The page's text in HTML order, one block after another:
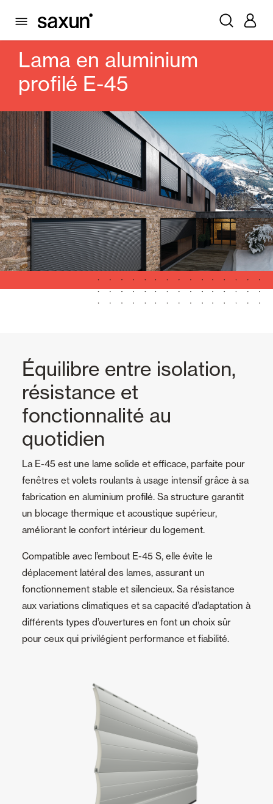
PRODUITS VOLETS ROULANTS ET CAISSONS
LAMES
Lama en aluminium
profilé E-45
Équilibre entre isolation,
résistance et
fonctionnalité au
quotidien
La E-45 est une lame solide et efficace, parfaite pour
fenêtres et volets roulants à usage intensif grâce à sa
fabrication en aluminium profilé. Sa structure garantit
un blocage thermique et acoustique supérieur,
améliorant le confort intérieur du logement.
Compatible avec l’embout E-45 S, elle évite le
déplacement latéral des lames, assurant un
fonctionnement stable et silencieux. Sa résistance
aux variations climatiques et sa capacité d’adaptation à
différents types d’ouvertures en font un choix sûr
pour ceux qui privilégient performance et fiabilité.